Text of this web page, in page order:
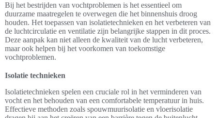
Bij het bestrijden van vochtproblemen is het essentieel om
duurzame maatregelen te overwegen die het binnenshuis droog
houden. Het toepassen van isolatietechnieken en het verbeteren van
de luchtcirculatie en ventilatie zijn belangrijke stappen in dit proces.
Deze aanpak kan niet alleen de kwaliteit van de lucht verbeteren,
maar ook helpen bij het voorkomen van toekomstige
vochtproblemen.
Isolatie technieken
Isolatietechnieken spelen een cruciale rol in het verminderen van
vocht en het behouden van een comfortabele temperatuur in huis.
Effectieve methoden zoals spouwmuurisolatie en vloerisolatie